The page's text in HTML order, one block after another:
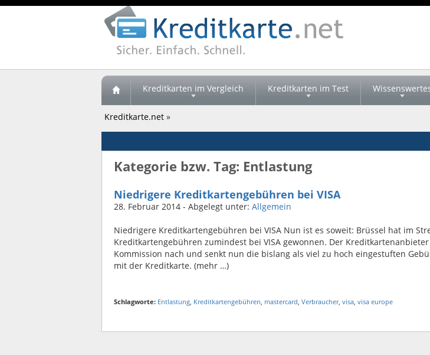
Kreditkarten im Vergleich Kreditkarten im Test
Kreditkarte.net »
Kategorie bzw. Tag: Entlastung
Niedrigere Kreditkartengebühren bei VISA
28. Februar 2014 - Abgelegt unter: Allgemein
Niedrigere Kreditkartengebühren bei VISA Nun ist es soweit: Brüssel hat im
Kreditkartengebühren zumindest bei VISA gewonnen. Der
Kommission nach und senkt nun die bislang als viel zu hoch eingestuften
mit der Kreditkarte. (mehr …)
Schlagworte: Entlastung, Kreditkartengebühren, mastercard, Verbraucher, visa, visa europe